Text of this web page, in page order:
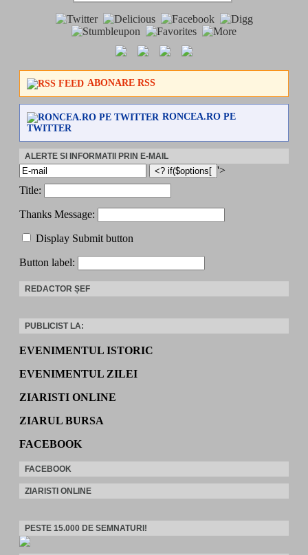
ABONARE RSS
RONCEA.RO PE
TWITTER
ALERTE SI INFORMATII PRIN E-MAIL
'>
Title:
Thanks Message:
Display Submit button
Button label:
REDACTOR ȘEF
PUBLICIST LA:
EVENIMENTUL ISTORIC
EVENIMENTUL ZILEI
ZIARISTI ONLINE
ZIARUL BURSA
FACEBOOK
FACEBOOK
ZIARISTI ONLINE
PESTE 15.000 DE SEMNATURI!